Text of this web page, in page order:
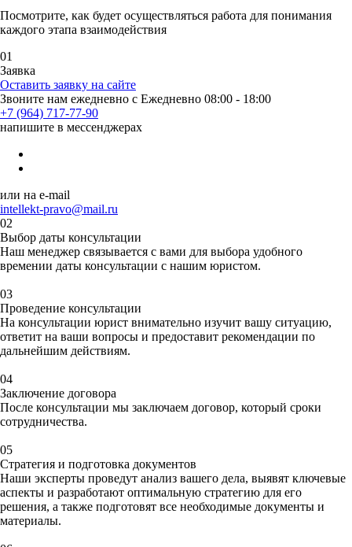
Посмотрите, как будет осуществляться работа для понимания
каждого этапа взаимодействия
01
Заявка
Оставить заявку на сайте
Звоните нам ежедневно с Ежедневно 08:00 - 18:00
+7 (964) 717-77-90
напишите в мессенджерах
или на e-mail
intellekt-pravo@mail.ru
02
Выбор даты консультации
Наш менеджер связывается с вами для выбора удобного
времении даты консультации с нашим юристом.
03
Проведение консультации
На консультации юрист внимательно изучит вашу ситуацию,
ответит на ваши вопросы и предоставит рекомендации по
дальнейшим действиям.
04
Заключение договора
После консультации мы заключаем договор, который сроки
сотрудничества.
05
Стратегия и подготовка документов
Наши эксперты проведут анализ вашего дела, выявят ключевые
аспекты и разработают оптимальную стратегию для его
решения, а также подготовят все необходимые документы и
материалы.